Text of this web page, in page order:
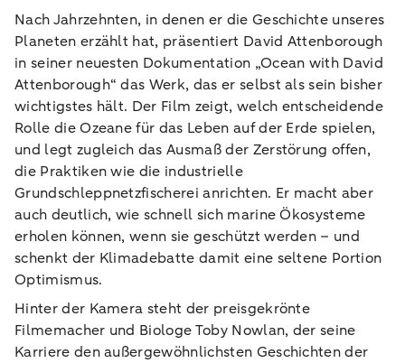
Nach Jahrzehnten, in denen er die Geschichte unseres
Planeten erzählt hat, präsentiert David Attenborough
in seiner neuesten Dokumentation „Ocean with David
Attenborough“ das Werk, das er selbst als sein bisher
wichtigstes hält. Der Film zeigt, welch entscheidende
Rolle die Ozeane für das Leben auf der Erde spielen,
und legt zugleich das Ausmaß der Zerstörung offen,
die Praktiken wie die industrielle
Grundschleppnetzfischerei anrichten. Er macht aber
auch deutlich, wie schnell sich marine Ökosysteme
erholen können, wenn sie geschützt werden – und
schenkt der Klimadebatte damit eine seltene Portion
Optimismus.
Hinter der Kamera steht der preisgekrönte
Filmemacher und Biologe Toby Nowlan, der seine
Karriere den außergewöhnlichsten Geschichten der